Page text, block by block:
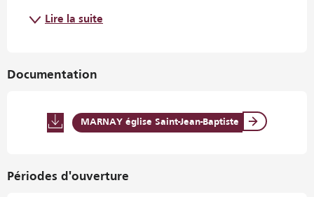
Lire la suite
Documentation
MARNAY église Saint-Jean-Baptiste
Périodes d'ouverture